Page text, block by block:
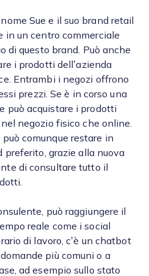
Sue e il suo brand retail
in un centro commerciale
di questo brand. Può anche
i prodotti dell’azienda
Entrambi i negozi offrono
prezzi. Se è in corso una
può acquistare i prodotti
negozio fisico che online.
può comunque restare in
grazie alla nuova
di consultare tutto il
può raggiungere il
reale come i social
di lavoro, c’è un chatbot
più comuni o a
ad esempio sullo stato